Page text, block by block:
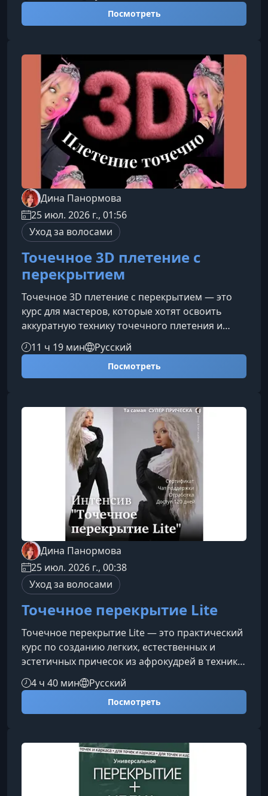
учетом типа кожи, состояния волос и
осознанному и безопасному уходу за кожей
лица, телом и волосами. На курсе
рассматриваются натуральная косметика,
органическая косметика, вредные ингредие
Посмотреть
Дина Панормова
25 июл. 2026 г., 01:56
Уход за волосами
Точечное 3D плетение с
перекрытием
Точечное 3D плетение с перекрытием — это
курс для мастеров, которые хотят освоить
аккуратную технику точечного плетения и
создавать многоразовые комплекты без узлов
и каркасов. Обучение поможет разобраться в
принципах объемного плетения, научиться
этот курсКурс посвящен технике 3D плетения с
перекрытием, где важны точность,
последовательность действий и понимание
11 ч 19 мин Русский
Посмотреть
Дина Панормова
25 июл. 2026 г., 00:38
Уход за волосами
Точечное перекрытие Lite
Точечное перекрытие Lite — это практический
курс по созданию легких, естественных и
эстетичных причесок из афрокудрей в технике
точечного вплетения. Вы научитесь
добиваться максимального перекрытия при
минимальном весе прически, сохраняя
комфорт, объем и натуральный внешний вид.О
точечного перекрытия Lite — подходу,
который позволяет создавать аккуратные
прически из разных видов афрокудрей без
лишнего утяжеления
4 ч 40 мин Русский
Посмотреть